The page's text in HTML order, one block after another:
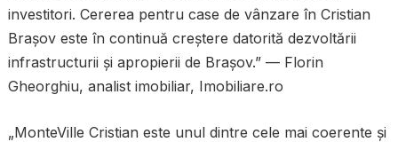
investitori. Cererea pentru case de vânzare în Cristian
Brașov este în continuă creștere datorită dezvoltării
infrastructurii și apropierii de Brașov.” — Florin
Gheorghiu, analist imobiliar, Imobiliare.ro
„MonteVille Cristian este unul dintre cele mai coerente și